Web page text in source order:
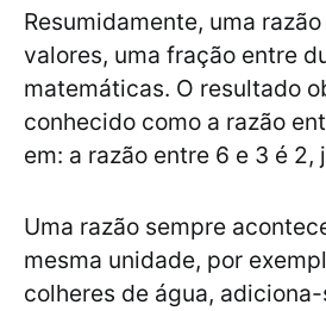
Resumidamente, uma
valores, uma fração entre
matemáticas. O resultado
conhecido como a razão
em: a razão entre 6 e 3 é 2,
Uma razão sempre
mesma unidade, por
colheres de água,